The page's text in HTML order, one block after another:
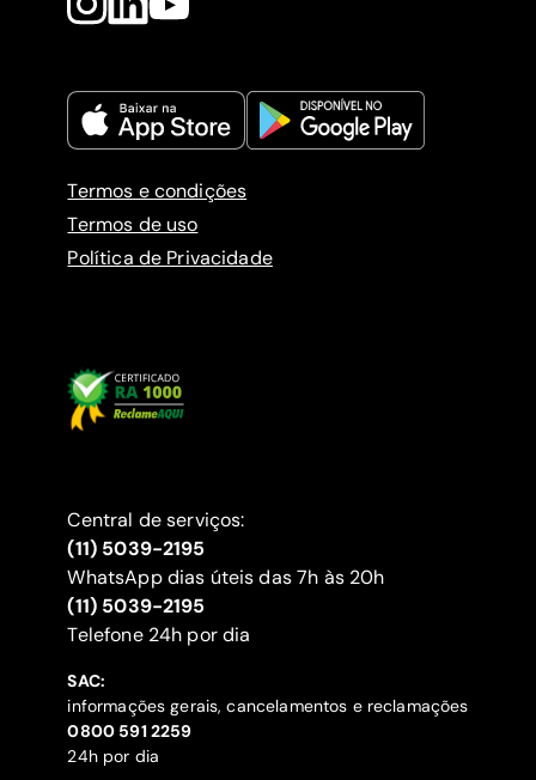
Termos e condições
Termos de uso
Política de Privacidade
Central de serviços:
(11) 5039-2195
WhatsApp dias úteis das 7h às 20h
(11) 5039-2195
‍Telefone 24h por dia
SAC:
informações gerais, cancelamentos e reclamações
‍0800 591 2259
24h por dia